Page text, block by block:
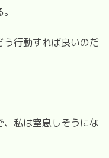
行動すれば良いのだ
私は窒息しそうにな